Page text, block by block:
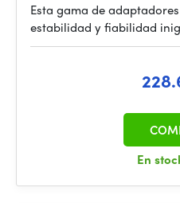
Esta gama de
estabilidad y fiabilidad
En